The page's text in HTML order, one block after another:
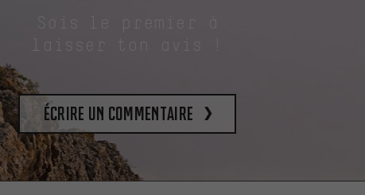
laisser ton avis !
Écrire un commentaire